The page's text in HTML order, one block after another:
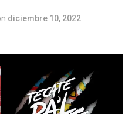
diciembre 10, 2022